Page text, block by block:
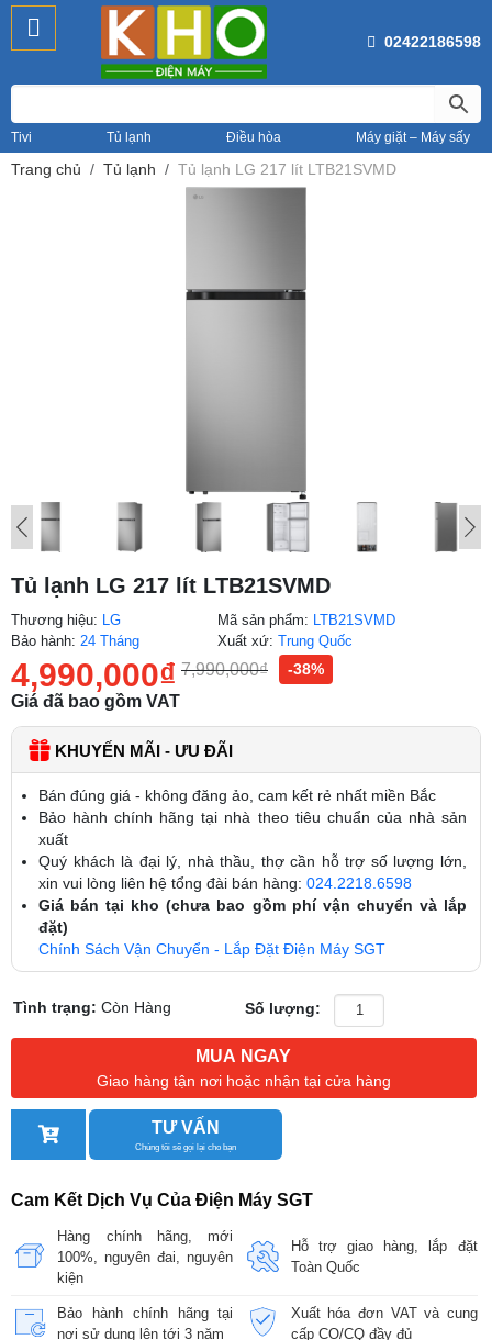
02422186598
Tivi Tủ lạnh Điều hòa Máy giặt – Máy sấy
Trang chủ Tủ lạnh Tủ lạnh LG 217 lít LTB21SVMD
Tủ lạnh LG 217 lít LTB21SVMD
Thương hiệu:
LG
Bảo hành: 24 Tháng
Mã sản phẩm:
LTB21SVMD
Xuất xứ:Trung Quốc
4,990,000₫ 7,990,000₫ -38%
Giá đã bao gồm VAT
KHUYẾN MÃI - ƯU ĐÃI
Bán đúng giá - không đăng ảo, cam kết rẻ nhất miền Bắc
Bảo hành chính hãng tại nhà theo tiêu chuẩn của nhà sản
xuất
Quý khách là đại lý, nhà thầu, thợ cần hỗ trợ số lượng lớn,
xin vui lòng liên hệ tổng đài bán hàng: 024.2218.6598
Giá bán tại kho (chưa bao gồm phí vận chuyển và lắp
đặt)
Chính Sách Vận Chuyển - Lắp Đặt Điện Máy SGT
Tình trạng:Còn Hàng Số lượng:
MUA NGAY
Giao hàng tận nơi hoặc nhận tại cửa hàng
TƯ VẤN
Chúng tôi sẽ gọi lại cho bạn
Cam Kết Dịch Vụ Của Điện Máy SGT
Hàng chính hãng, mới
100%, nguyên đai, nguyên
kiện
Hỗ trợ giao hàng, lắp đặt
Toàn Quốc
Bảo hành chính hãng tại
nơi sử dụng lên tới 3 năm
Xuất hóa đơn VAT và cung
cấp CO/CQ đầy đủ